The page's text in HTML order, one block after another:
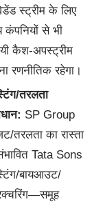
स्ट्रीम के लिए
कंपनियों से भी
कैश-अपस्ट्रीम
रणनीतिक रहेगा।
तरलता
SP Group
तरलता का रास्ता
Tata Sons
बायआउट/